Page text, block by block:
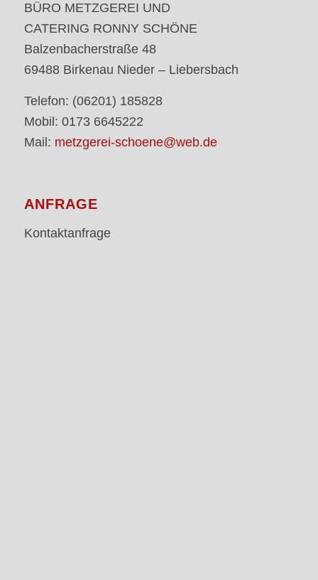
BÜRO METZGEREI UND
CATERING RONNY SCHÖNE
Balzenbacherstraße 48
69488 Birkenau Nieder – Liebersbach
Telefon: (06201) 185828
Mobil: 0173 6645222
Mail: metzgerei-schoene@web.de
ANFRAGE
Kontaktanfrage